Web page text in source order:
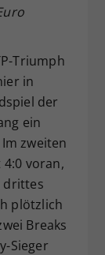
Triumph
in
der
ein
zweiten
voran,
drittes
plötzlich
Breaks
Sieger